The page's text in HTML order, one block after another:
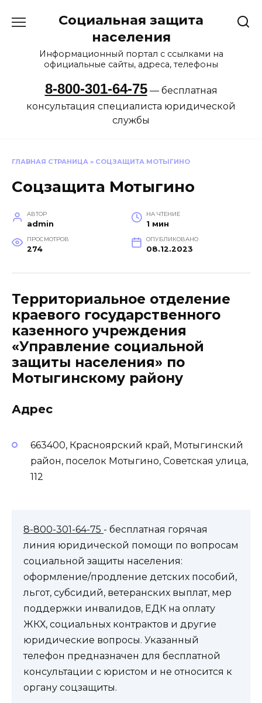
Социальная защита
населения
Информационный портал с ссылками на
официальные сайты, адреса, телефоны
8-800-301-64-75— бесплатная
консультация специалиста юридической
службы
ГЛАВНАЯ СТРАНИЦА » СОЦЗАЩИТА МОТЫГИНО
Соцзащита Мотыгино
АВТОР
admin
НА ЧТЕНИЕ
1 мин
ПРОСМОТРОВ
274
ОПУБЛИКОВАНО
08.12.2023
Территориальное отделение
краевого государственного
казенного учреждения
«Управление социальной
защиты населения» по
Мотыгинскому району
Адрес
663400, Красноярский край, Мотыгинский
район, поселок Мотыгино, Советская улица,
112
8-800-301-64-75 - бесплатная горячая
линия юридической помощи по вопросам
социальной защиты населения:
оформление/продление детских пособий,
льгот, субсидий, ветеранских выплат, мер
поддержки инвалидов, ЕДК на оплату
ЖКХ, социальных контрактов и другие
юридические вопросы. Указанный
телефон предназначен для бесплатной
консультации с юристом и не относится к
органу соцзащиты.